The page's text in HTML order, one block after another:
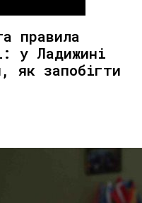
правила
у Ладижині
як запобігти